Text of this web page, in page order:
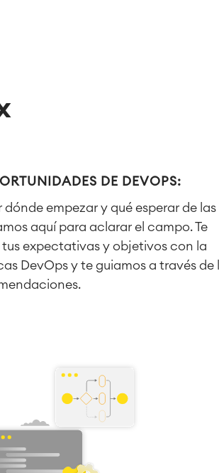
DE DEVOPS:
dónde empezar y qué esperar de las
aquí para aclarar el campo. Te
expectativas y objetivos con la
DevOps y te guiamos a través de